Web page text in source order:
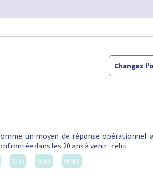
Changez
un moyen de réponse opérationnel
dans les 20 ans à venir : celui …
SLD WFS WMS